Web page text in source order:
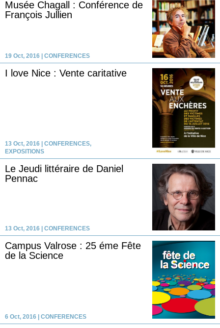
Musée Chagall : Conférence de
François Jullien
19 Oct, 2016 CONFERENCES
I love Nice : Vente caritative
13 Oct, 2016 CONFERENCES,
EXPOSITIONS
Le Jeudi littéraire de Daniel
Pennac
13 Oct, 2016 CONFERENCES
Campus Valrose : 25 éme Fête
de la Science
6 Oct, 2016 CONFERENCES